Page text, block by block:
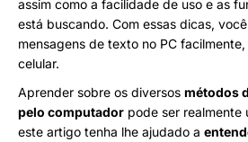
assim como a facilidade de uso e as
está buscando. Com essas dicas,
mensagens de texto no PC
celular.
Aprender sobre os diversos métodos
pelo computador pode ser realmente
este artigo tenha lhe ajudado a